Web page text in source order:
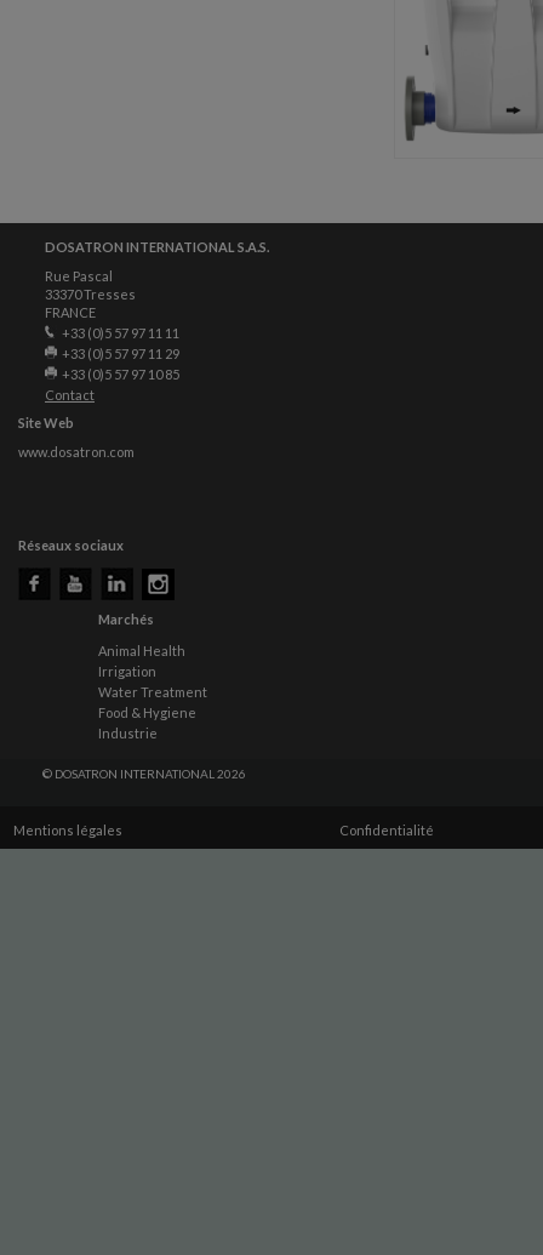
DOSATRON INTERNATIONAL S.A.S.
Rue Pascal
33370 Tresses
FRANCE
+33 (0)5 57 97 11 11
+33 (0)5 57 97 11 29
+33 (0)5 57 97 10 85
Contact
Site Web
www.dosatron.com
Réseaux sociaux
Marchés
Animal Health
Irrigation
Water Treatment
Food & Hygiene
Industrie
© DOSATRON INTERNATIONAL 2026
Mentions légales Confidentialité